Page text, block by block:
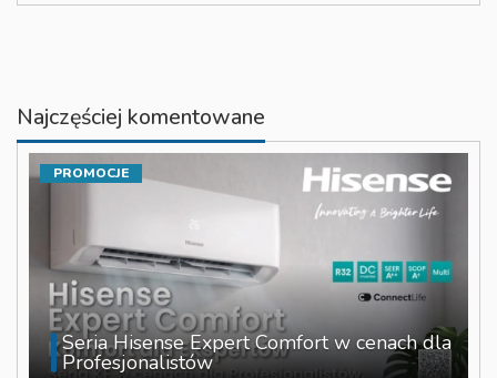
Najczęściej komentowane
Seria Hisense Expert Comfort w cenach dla
Profesjonalistów
PROMOCJE